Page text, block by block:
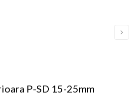
P-SD 15-25mm